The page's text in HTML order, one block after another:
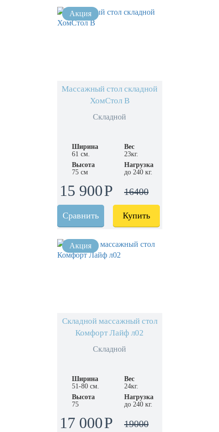
Массажный стол складной
ХомСтол B
Складной
Ширина
61 см.
Вес
23кг.
Высота
75 см
Нагрузка
до 240 кг.
15 900 16400
Сравнить Купить
Складной массажный стол
Комфорт Лайф л02
Складной
Ширина
51-80 см.
Вес
24кг.
Высота
75
Нагрузка
до 240 кг.
17 000 19000